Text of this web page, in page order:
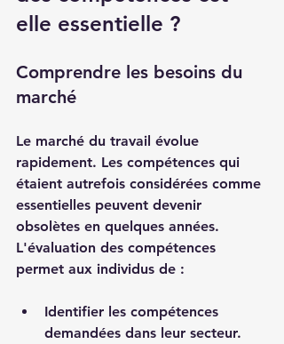
elle essentielle ?
Comprendre les besoins du
marché
Le marché du travail évolue
rapidement. Les compétences qui
étaient autrefois considérées comme
essentielles peuvent devenir
obsolètes en quelques années.
L'évaluation des compétences
permet aux individus de :
Identifier les compétences
demandées dans leur secteur.